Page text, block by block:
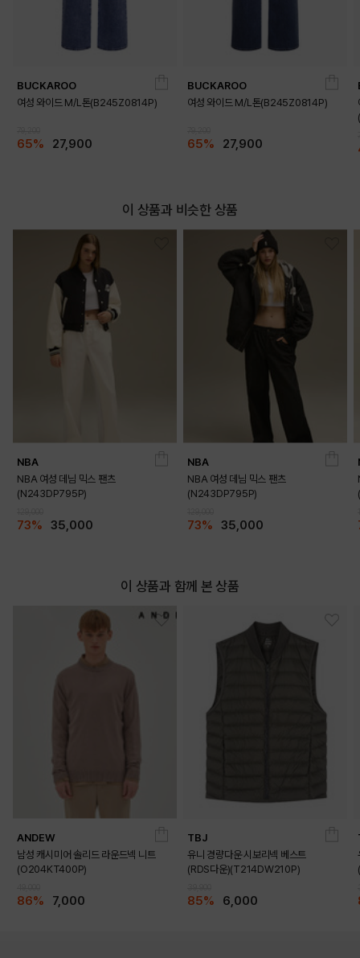
BUCKAROO
여성 와이드 M/L톤(B245Z0814P)
65% 27,900
BUCKAROO
여성 와이드 M/L톤(B245Z0814P)
65% 27,900
이 상품과 비슷한 상품
NBA
NBA 여성 데님 믹스 팬츠
(N243DP795P)
73% 35,000
NBA
NBA 여성 데님 믹스 팬츠
(N243DP795P)
73% 35,000
이 상품과 함께 본 상품
ANDEW
남성 캐시미어 솔리드 라운드넥 니트
(O204KT400P)
86% 7,000
TBJ
유니 경량다운 시보리넥 베스트
(RDS다운)(T214DW210P)
85% 6,000